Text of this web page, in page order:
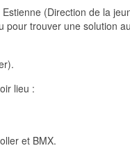
(Direction de la
trouver une solution
lieu :
et BMX.